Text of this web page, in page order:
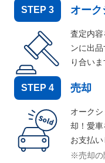
STEP 3 オー
査定内
ンに出
り合い
STEP 4 売却
オーク
却！愛
お支払い
※売却の